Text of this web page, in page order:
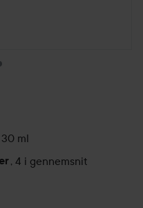
30 ml
, 4 i gennemsnit